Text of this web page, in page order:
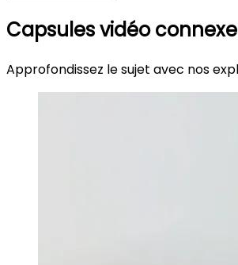
Capsules vidéo
Approfondissez le sujet avec nos